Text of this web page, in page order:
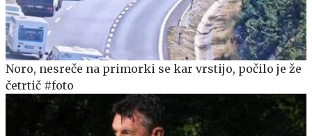
Noro, nesreče na primorki se kar vrstijo, počilo je že
četrtič #foto